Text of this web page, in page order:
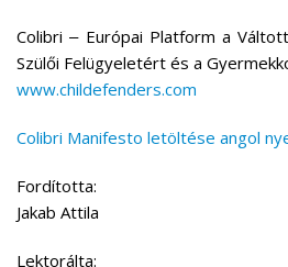
Colibri ‒ Európai Platform a
Szülői Felügyeletért és a
www.childefenders.com
Colibri Manifesto letöltése angol
Fordította:
Jakab Attila
Lektorálta: